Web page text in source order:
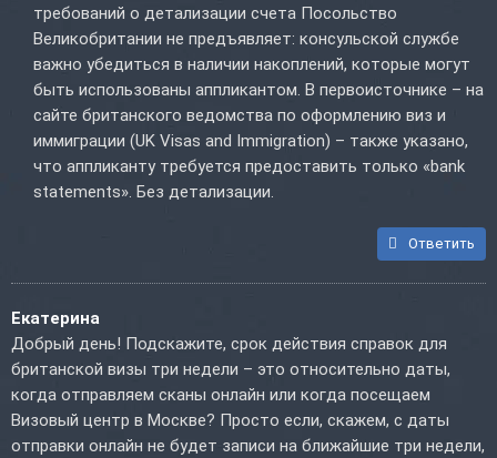
требований о детализации счета Посольство
Великобритании не предъявляет: консульской службе
важно убедиться в наличии накоплений, которые могут
быть использованы аппликантом. В первоисточнике – на
сайте британского ведомства по оформлению виз и
иммиграции (UK Visas and Immigration) – также указано,
что аппликанту требуется предоставить только «bank
statements». Без детализации.
Ответить
Екатерина
Добрый день! Подскажите, срок действия справок для
британской визы три недели – это относительно даты,
когда отправляем сканы онлайн или когда посещаем
Визовый центр в Москве? Просто если, скажем, с даты
отправки онлайн не будет записи на ближайшие три недели,